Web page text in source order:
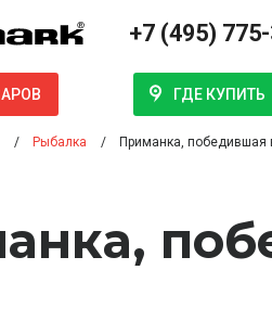
+7 (495)
ГДЕ КУПИТЬ
Рыбалка Приманка, победившая